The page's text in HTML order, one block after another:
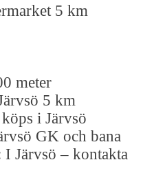
5 km
meter
5 km
i Järvsö
GK och bana
Järvsö – kontakta